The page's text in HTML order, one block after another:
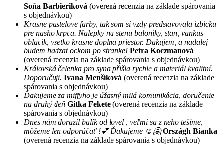
Soňa Barbieriková (overená recenzia na základe spárovania
s objednávkou)
Krasne pastelove farby, tak som si vzdy predstavovala izbicku
pre nasho krpca. Nalepky na stenu baloniky, stan, vankus
oblacik, vsetko krasne doplna priestor. Dakujem, a nadalej
budem hadzat ockom po stranke! Petra Koczmanová
(overená recenzia na základe spárovania s objednávkou)
Královská čelenka pro syna přišla rychle a materiál kvalitní.
Doporučuji. Ivana Menšíková (overená recenzia na základe
spárovania s objednávkou)
Ďakujeme za miffyho je úžasný milá komunikácia, doručenie
na druhý deň Gitka Fekete (overená recenzia na základe
spárovania s objednávkou)
Dnes nám dorazil balík od lovel , veľmi sa z neho tešíme,
môžeme len odporúčať !💕 Ďakujeme ☺️🤗 Országh Bianka
(overená recenzia na základe spárovania s objednávkou)